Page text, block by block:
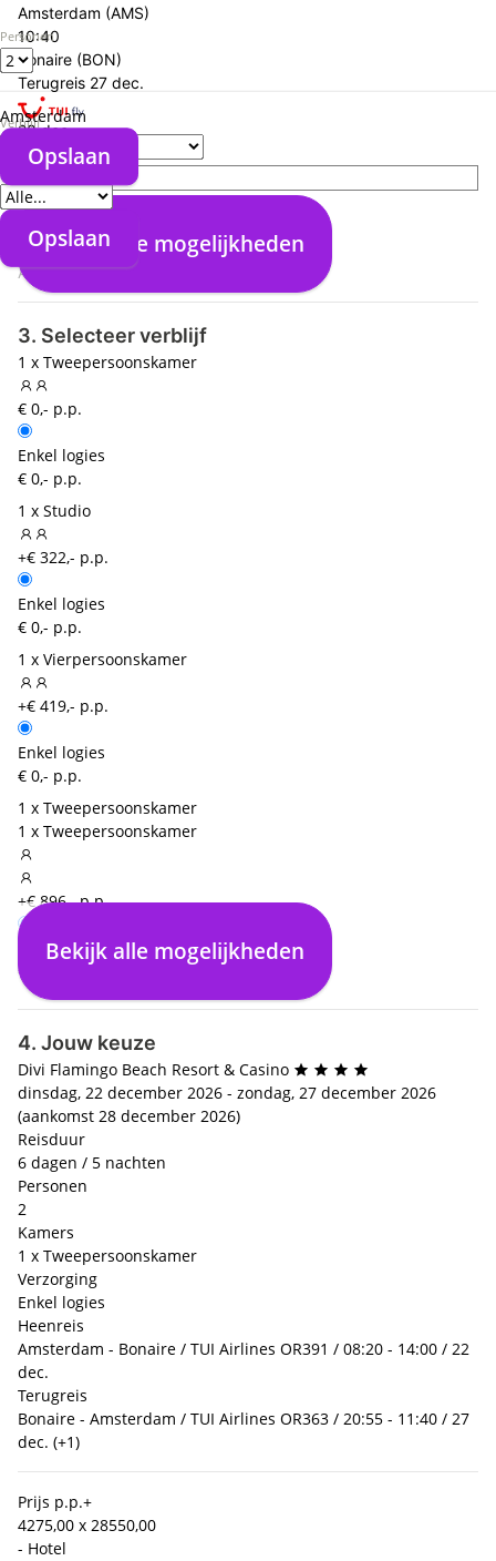
Personen
Verblijf
Verzorgingstype
Opslaan
Amsterdam
Opslaan
Amsterdam (AMS)
10:40
Bonaire (BON)
Terugreis 27 dec.
28 dec.
20:55
11:40
Bonaire (BON)
09:45
Amsterdam (AMS)
Bekijk alle mogelijkheden
3. Selecteer verblijf
1 x Tweepersoonskamer
€ 0,- p.p.
Enkel logies
€ 0,- p.p.
1 x Studio
+€ 322,- p.p.
Enkel logies
€ 0,- p.p.
1 x Vierpersoonskamer
+€ 419,- p.p.
Enkel logies
€ 0,- p.p.
1 x Tweepersoonskamer
1 x Tweepersoonskamer
+€ 896,- p.p.
Enkel logies
€ 0,- p.p.
Bekijk alle mogelijkheden
4. Jouw keuze
Divi Flamingo Beach Resort & Casino
dinsdag, 22 december 2026 - zondag, 27 december 2026
(aankomst 28 december 2026)
Reisduur
6 dagen / 5 nachten
Personen
2
Kamers
1 x Tweepersoonskamer
Verzorging
Enkel logies
Heenreis
Amsterdam - Bonaire / TUI Airlines OR391 / 08:20 - 14:00 / 22
dec.
Terugreis
Bonaire - Amsterdam / TUI Airlines OR363 / 20:55 - 11:40 / 27
dec. (+1)
Prijs p.p.+
4275,00 x 28550,00
- Hotel